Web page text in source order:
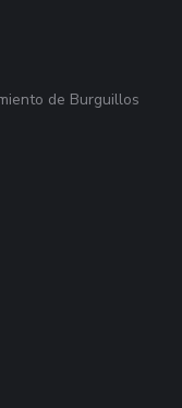
de Burguillos